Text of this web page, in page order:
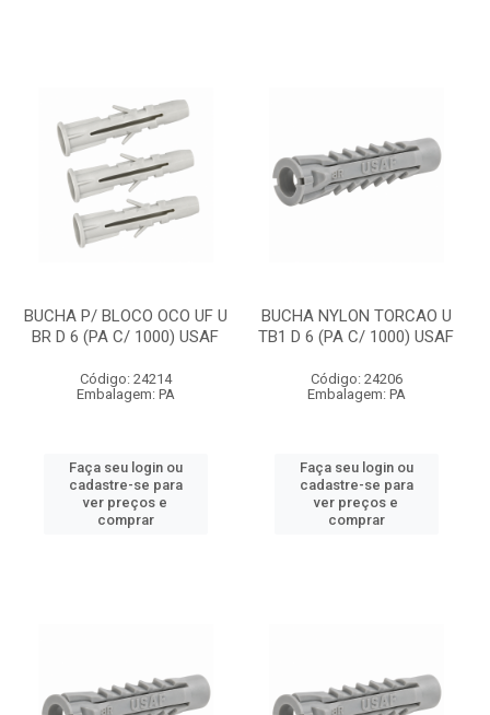
BUCHA P/ BLOCO OCO UF U
BR D 6 (PA C/ 1000) USAF
Código: 24214
Embalagem: PA
Faça seu login ou
cadastre-se para
ver preços e
comprar
BUCHA NYLON TORCAO U
TB1 D 6 (PA C/ 1000) USAF
Código: 24206
Embalagem: PA
Faça seu login ou
cadastre-se para
ver preços e
comprar